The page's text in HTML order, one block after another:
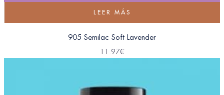
LEER MÁS
905 Semilac Soft Lavender
11.97€